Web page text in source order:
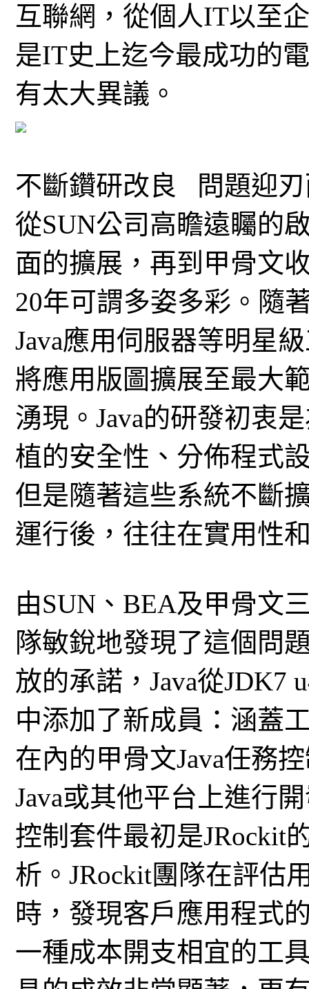
互聯網，從個人IT以至
是IT史上迄今最成功的
有太大異議。
不斷鑽研改良 問題迎
從SUN公司高瞻遠矚的
面的擴展，再到甲骨文
20年可謂多姿多彩。隨
Java應用伺服器等明星
將應用版圖擴展至最大
湧現。Java的研發初衷
植的安全性、分佈程式
但是隨著這些系統不斷
運行後，往往在實用性
由SUN、BEA及甲骨文
隊敏銳地發現了這個問
放的承諾，Java從JDK7
中添加了新成員：涵蓋
在內的甲骨文Java任務
Java或其他平台上進行
控制套件最初是JRockit
析。JRockit團隊在評估
時，發現客戶應用程式
一種成本開支相宜的工